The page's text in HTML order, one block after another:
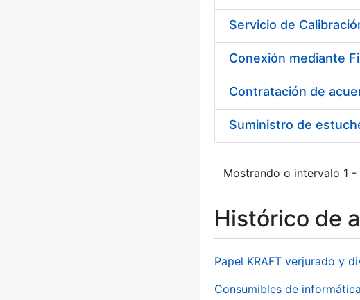
Suministro de
Mostrando o intervalo 1
Histórico de
Papel KRAFT verjurado y
Consumibles de informática